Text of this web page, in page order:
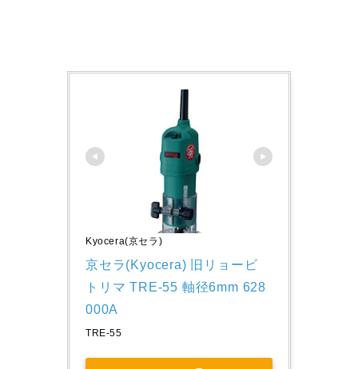
Kyocera(京セラ)
京セラ(Kyocera) 旧リョービ
トリマ TRE-55 軸径6mm 628
000A
TRE-55